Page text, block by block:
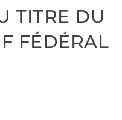
TITRE DU
FÉDÉRAL